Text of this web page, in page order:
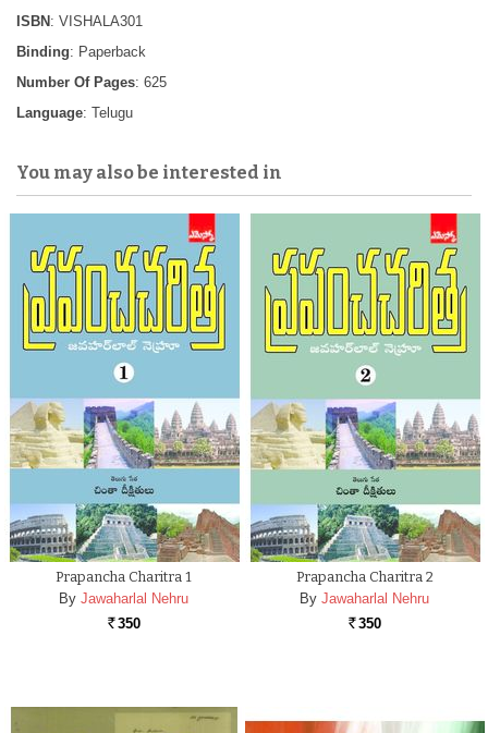
ISBN : VISHALA301
Binding: Paperback
Number Of Pages: 625
Language: Telugu
You may also be interested in
Prapancha Charitra 1
By Jawaharlal Nehru
Rs. 350
Prapancha Charitra 2
By Jawaharlal Nehru
Rs. 350